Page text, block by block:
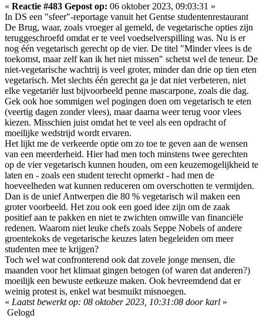
« Reactie #483 Gepost op: 06 oktober 2023, 09:03:31 »
In DS een "sfeer"-reportage vanuit het Gentse studentenrestaurant
De Brug, waar, zoals vroeger al gemeld, de vegetarische opties zijn
teruggeschroefd omdat er te veel voedselverspilling was. Nu is er
nog één vegetarisch gerecht op de vier. De titel "Minder vlees is de
toekomst, maar zelf kan ik het niet missen" schetst wel de teneur. De
niet-vegetarische wachtrij is veel groter, minder dan drie op tien eten
vegetarisch. Met slechts één gerecht ga je dat niet verbeteren, niet
elke vegetariër lust bijvoorbeeld penne mascarpone, zoals die dag.
Gek ook hoe sommigen wel pogingen doen om vegetarisch te eten
(veertig dagen zonder vlees), maar daarna weer terug voor vlees
kiezen. Misschien juist omdat het te veel als een opdracht of
moeilijke wedstrijd wordt ervaren.
Het lijkt me de verkeerde optie om zo toe te geven aan de wensen
van een meerderheid. Hier had men toch minstens twee gerechten
op de vier vegetarisch kunnen houden, om een keuzemogelijkheid te
laten en - zoals een student terecht opmerkt - had men de
hoeveelheden wat kunnen reduceren om overschotten te vermijden.
Dan is de unief Antwerpen die 80 % vegetarisch wil maken een
groter voorbeeld. Het zou ook een goed idee zijn om de zaak
positief aan te pakken en niet te zwichten omwille van financiële
redenen. Waarom niet leuke chefs zoals Seppe Nobels of andere
groentekoks de vegetarische keuzes laten begeleiden om meer
studenten mee te krijgen?
Toch wel wat confronterend ook dat zovele jonge mensen, die
maanden voor het klimaat gingen betogen (of waren dat anderen?)
moeilijk een bewuste eetkeuze maken. Ook bevreemdend dat er
weinig protest is, enkel wat besmuikt misnoegen.
« Laatst bewerkt op: 08 oktober 2023, 10:31:08 door karl »
Gelogd